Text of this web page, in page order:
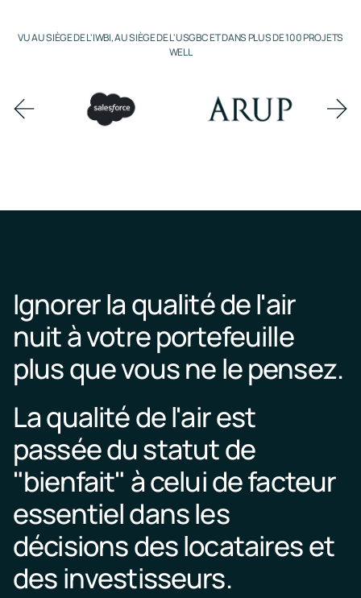
Atteignez
grâce
à
VU AU SIÈGE DE L'IWBI, AU SIÈGE DE L'USGBC ET DANS PLUS DE 100 PROJETS
WELL
Ignorer la qualité de l'air
nuit à votre portefeuille
plus que vous ne le pensez.
La qualité de l'air est
passée du statut de
"bienfait" à celui de facteur
essentiel dans les
décisions des locataires et
des investisseurs.